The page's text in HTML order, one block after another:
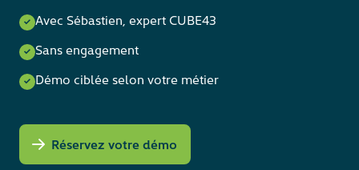
Avec Sébastien, expert CUBE43
Sans engagement
Démo ciblée selon votre métier
Réservez votre démo